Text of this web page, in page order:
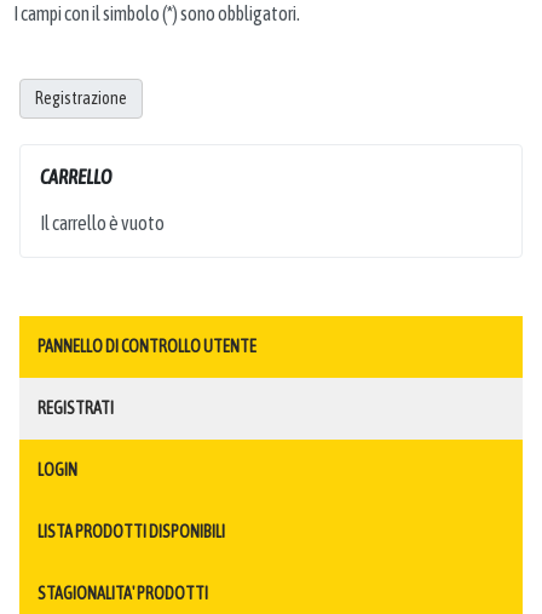
I campi con il simbolo (*) sono obbligatori.
Registrazione
CARRELLO
Il carrello è vuoto
PANNELLO DI CONTROLLO UTENTE
REGISTRATI
LOGIN
LISTA PRODOTTI DISPONIBILI
STAGIONALITA' PRODOTTI